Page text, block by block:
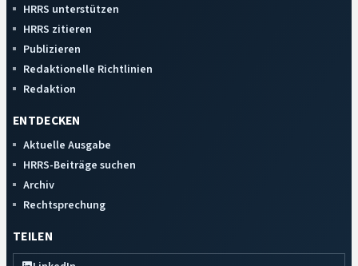
HRRS unterstützen
HRRS zitieren
Publizieren
Redaktionelle Richtlinien
Redaktion
ENTDECKEN
Aktuelle Ausgabe
HRRS-Beiträge suchen
Archiv
Rechtsprechung
TEILEN